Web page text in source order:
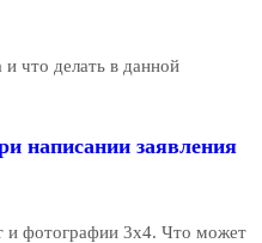
что делать в данной
написании заявления
и фотографии 3х4. Что может